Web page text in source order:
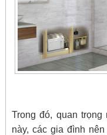
Trong đó, quan
này, các gia đình